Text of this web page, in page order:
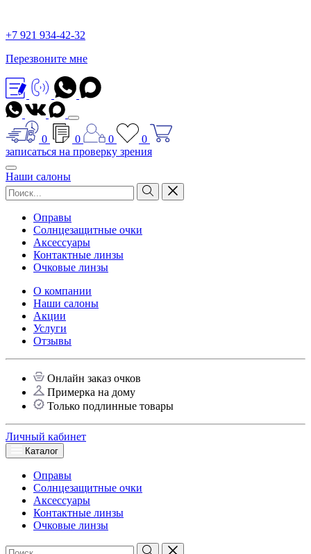
+7 921 934-42-32
Перезвоните мне
0 0 0
0
записаться на проверку зрения
Наши салоны
Оправы
Солнцезащитные очки
Аксессуары
Контактные линзы
Очковые линзы
О компании
Наши салоны
Акции
Услуги
Отзывы
Онлайн заказ очков
Примерка на дому
Только подлинные товары
Личный кабинет
Каталог
Оправы
Солнцезащитные очки
Аксессуары
Контактные линзы
Очковые линзы